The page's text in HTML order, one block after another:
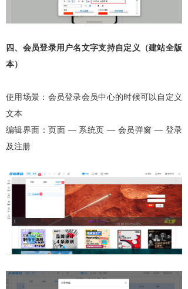
四、会员登录用户名文字支持自定义（建站全版
本）
使用场景：会员登录会员中心的时候可以自定义
文本
编辑界面：页面 — 系统页 — 会员弹窗 — 登录
及注册